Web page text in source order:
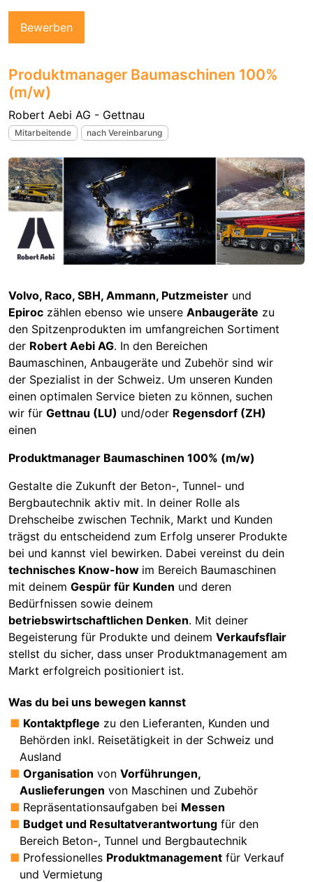
Bewerben
Produktmanager Baumaschinen 100%
(m/w)
Robert Aebi AG - Gettnau
Mitarbeitende nach Vereinbarung
Volvo, Raco, SBH, Ammann, Putzmeister und
Epiroc zählen ebenso wie unsere Anbaugeräte zu
den Spitzenprodukten im umfangreichen Sortiment
der Robert Aebi AG. In den Bereichen
Baumaschinen, Anbaugeräte und Zubehör sind wir
der Spezialist in der Schweiz. Um unseren Kunden
einen optimalen Service bieten zu können, suchen
wir für Gettnau (LU) und/oder Regensdorf (ZH)
einen
Produktmanager Baumaschinen 100% (m/w)
Gestalte die Zukunft der Beton-, Tunnel- und
Bergbautechnik aktiv mit. In deiner Rolle als
Drehscheibe zwischen Technik, Markt und Kunden
trägst du entscheidend zum Erfolg unserer Produkte
bei und kannst viel bewirken. Dabei vereinst du dein
technisches Know-how im Bereich Baumaschinen
mit deinem Gespür für Kunden und deren
Bedürfnissen sowie deinem
betriebswirtschaftlichen Denken. Mit deiner
Begeisterung für Produkte und deinem Verkaufsflair
stellst du sicher, dass unser Produktmanagement am
Markt erfolgreich positioniert ist.
Was du bei uns bewegen kannst
Kontaktpflege zu den Lieferanten, Kunden und
Behörden inkl. Reisetätigkeit in der Schweiz und
Ausland
Organisation vonVorführungen,
Auslieferungen von Maschinen und Zubehör
Repräsentationsaufgaben bei Messen
Budget und Resultatverantwortung für den
Bereich Beton-, Tunnel und Bergbautechnik
Professionelles Produktmanagement für Verkauf
und Vermietung